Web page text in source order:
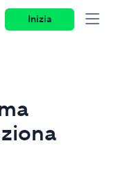
Inizia